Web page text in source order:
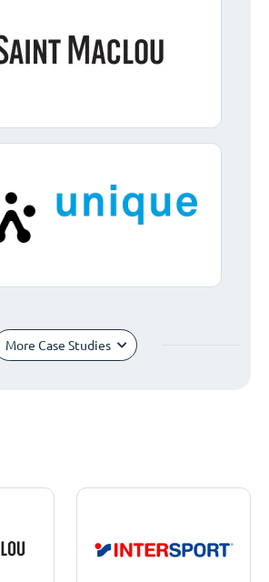
More Case Studies